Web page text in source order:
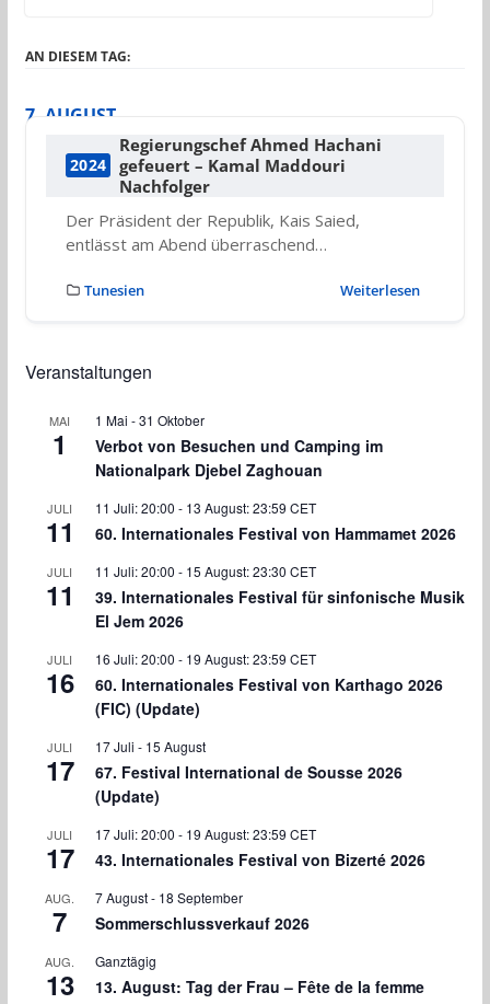
AN DIESEM TAG:
7. AUGUST
2024
Regierungschef Ahmed Hachani
gefeuert – Kamal Maddouri
Nachfolger
Der Präsident der Republik, Kais Saied,
entlässt am Abend überraschend…
Tunesien Weiterlesen
Veranstaltungen
MAI
1
1 Mai -31 Oktober
Verbot von Besuchen und Camping im
Nationalpark Djebel Zaghouan
JULI
11
11 Juli: 20:00 - 13 August: 23:59 CET
60. Internationales Festival von Hammamet 2026
JULI
11
11 Juli: 20:00 - 15 August: 23:30 CET
39. Internationales Festival für sinfonische Musik
El Jem 2026
JULI
16
16 Juli: 20:00 - 19 August: 23:59 CET
60. Internationales Festival von Karthago 2026
(FIC) (Update)
JULI
17
17 Juli - 15 August
67. Festival International de Sousse 2026
(Update)
JULI
17
17 Juli: 20:00 - 19 August: 23:59 CET
43. Internationales Festival von Bizerté 2026
AUG.
7
7 August- 18 September
Sommerschlussverkauf 2026
AUG.
13
Ganztägig
13. August: Tag der Frau – Fête de la femme